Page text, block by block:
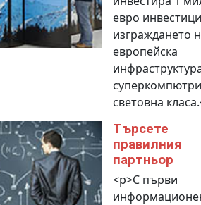
евро
изграждането
европейска
световна
Търсете
правилния
партньор
<p>С първи